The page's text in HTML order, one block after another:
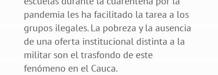
pandemia les ha facilitado la tarea a los
grupos ilegales. La pobreza y la ausencia
de una oferta institucional distinta a la
militar son el trasfondo de este
fenómeno en el Cauca.